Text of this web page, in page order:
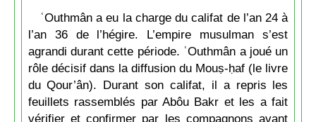
ʿOuthmân a eu la charge du califat de l’an 24 à
l’an 36 de l’hégire. L’empire musulman s’est
agrandi durant cette période. ʿOuthmân a joué un
rôle décisif dans la diffusion du Mouṣ-ḥaf (le livre
du Qour’ân). Durant son califat, il a repris les
feuillets rassemblés par Abôu Bakr et les a fait
vérifier et confirmer par les compagnons avant